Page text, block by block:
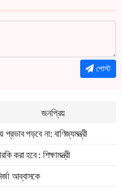
পোস্ট
জনপ্রিয়
পড়বে না: বাণিজ্যমন্ত্রী
করা হবে : শিক্ষামন্ত্রী
আব্বাসকে